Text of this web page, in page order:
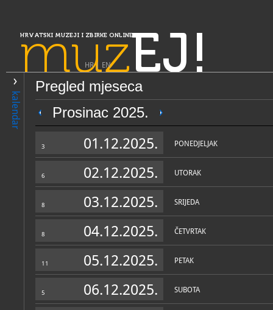
HRVATSKI MUZEJI I ZBIRKE ONLINE
muzEJ!
HR| EN
kalendar
Pregled mjeseca
Prosinac 2025.
3 01.12.2025. PONEDJELJAK
6 02.12.2025. UTORAK
8 03.12.2025. SRIJEDA
8 04.12.2025. ČETVRTAK
11 05.12.2025. PETAK
5 06.12.2025. SUBOTA
PRETRAŽIVANJE
Slavonija, Baranja i Srijem
Arheološki muzej Osijek
OPĆI PODACI
Zbirke